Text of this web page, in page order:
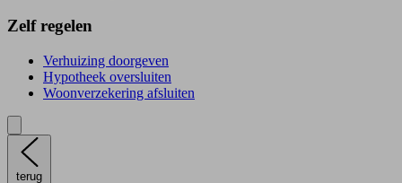
Zelf regelen
Verhuizing doorgeven
Hypotheek oversluiten
Woonverzekering afsluiten
terug